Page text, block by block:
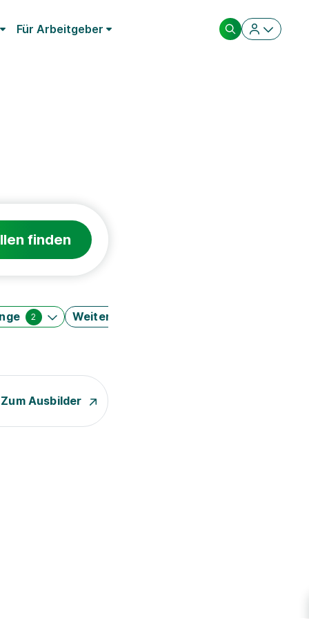
Für Arbeitgeber
finden
2 Weitere Filter
Zum Ausbilder